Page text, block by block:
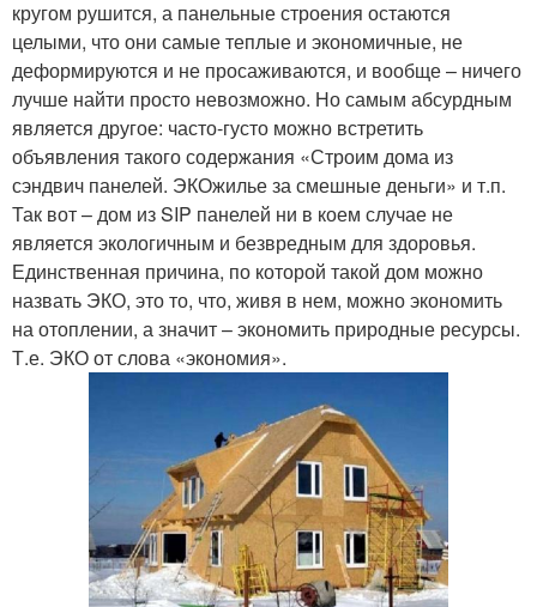
кругом рушится, а панельные строения остаются
целыми, что они самые теплые и экономичные, не
деформируются и не просаживаются, и вообще – ничего
лучше найти просто невозможно. Но самым абсурдным
является другое: часто-густо можно встретить
объявления такого содержания «Строим дома из
сэндвич панелей. ЭКОжилье за смешные деньги» и т.п.
Так вот – дом из SIP панелей ни в коем случае не
является экологичным и безвредным для здоровья.
Единственная причина, по которой такой дом можно
назвать ЭКО, это то, что, живя в нем, можно экономить
на отоплении, а значит – экономить природные ресурсы.
Т.е. ЭКО от слова «экономия».